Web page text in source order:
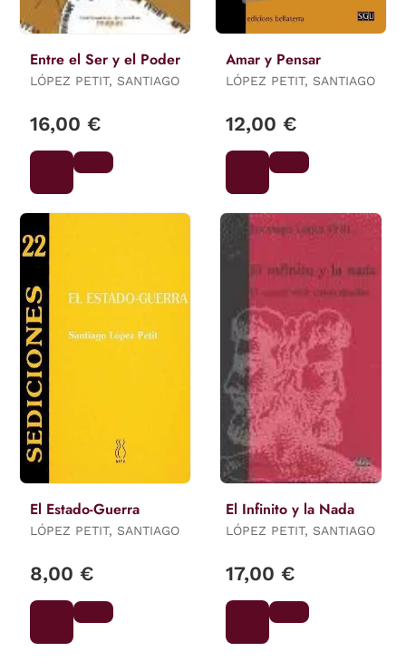
Entre el Ser y el Poder
LÓPEZ PETIT, SANTIAGO
16,00 €
Amar y Pensar
LÓPEZ PETIT, SANTIAGO
12,00 €
El Estado-Guerra
LÓPEZ PETIT, SANTIAGO
8,00 €
El Infinito y la Nada
LÓPEZ PETIT, SANTIAGO
17,00 €